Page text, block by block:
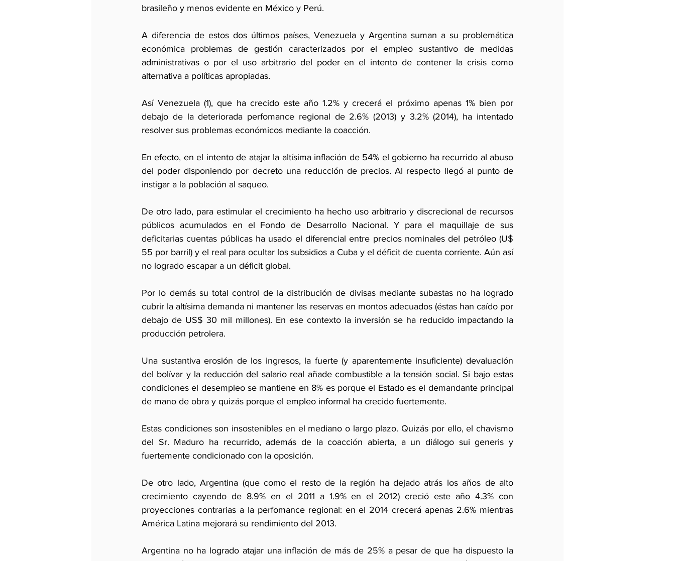
brasileño y menos evidente en México y Perú.
A diferencia de estos dos últimos países, Venezuela y Argentina suman a su problemática
económica problemas de gestión caracterizados por el empleo sustantivo de medidas
administrativas o por el uso arbitrario del poder en el intento de contener la crisis como
alternativa a políticas apropiadas.
Así Venezuela (1), que ha crecido este año 1.2% y crecerá el próximo apenas 1% bien por
debajo de la deteriorada perfomance regional de 2.6% (2013) y 3.2% (2014), ha intentado
resolver sus problemas económicos mediante la coacción.
En efecto, en el intento de atajar la altísima inflación de 54% el gobierno ha recurrido al abuso
del poder disponiendo por decreto una reducción de precios. Al respecto llegó al punto de
instigar a la población al saqueo.
De otro lado, para estimular el crecimiento ha hecho uso arbitrario y discrecional de recursos
públicos acumulados en el Fondo de Desarrollo Nacional. Y para el maquillaje de sus
deficitarias cuentas públicas ha usado el diferencial entre precios nominales del petróleo (U$
55 por barril) y el real para ocultar los subsidios a Cuba y el déficit de cuenta corriente. Aún así
no logrado escapar a un déficit global.
Por lo demás su total control de la distribución de divisas mediante subastas no ha logrado
cubrir la altísima demanda ni mantener las reservas en montos adecuados (éstas han caído por
debajo de US$ 30 mil millones). En ese contexto la inversión se ha reducido impactando la
producción petrolera.
Una sustantiva erosión de los ingresos, la fuerte (y aparentemente insuficiente) devaluación
del bolívar y la reducción del salario real añade combustible a la tensión social. Si bajo estas
condiciones el desempleo se mantiene en 8% es porque el Estado es el demandante principal
de mano de obra y quizás porque el empleo informal ha crecido fuertemente.
Estas condiciones son insostenibles en el mediano o largo plazo. Quizás por ello, el chavismo
del Sr. Maduro ha recurrido, además de la coacción abierta, a un diálogo sui generis y
fuertemente condicionado con la oposición.
De otro lado, Argentina (que como el resto de la región ha dejado atrás los años de alto
crecimiento cayendo de 8.9% en el 2011 a 1.9% en el 2012) creció este año 4.3% con
proyecciones contrarias a la perfomance regional: en el 2014 crecerá apenas 2.6% mientras
América Latina mejorará su rendimiento del 2013.
Argentina no ha logrado atajar una inflación de más de 25% a pesar de que ha dispuesto la